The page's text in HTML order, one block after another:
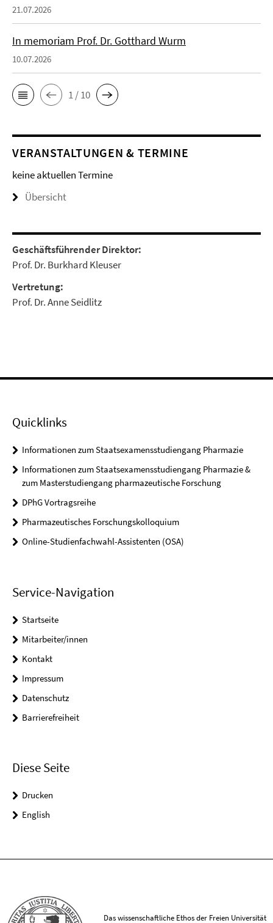
21.07.2026
In memoriam Prof. Dr. Gotthard Wurm
10.07.2026
1 / 10
VERANSTALTUNGEN & TERMINE
keine aktuellen Termine
Übersicht
Geschäftsführender Direktor:
Prof. Dr. Burkhard Kleuser
Vertretung:
Prof. Dr. Anne Seidlitz
Quicklinks
Informationen zum Staatsexamensstudiengang Pharmazie
Informationen zum Staatsexamensstudiengang Pharmazie &
zum Masterstudiengang pharmazeutische Forschung
DPhG Vortragsreihe
Pharmazeutisches Forschungskolloquium
Online-Studienfachwahl-Assistenten (OSA)
Service-Navigation
Startseite
Mitarbeiter/innen
Kontakt
Impressum
Datenschutz
Barrierefreiheit
Diese Seite
Drucken
English
Das wissenschaftliche Ethos der Freien Universität